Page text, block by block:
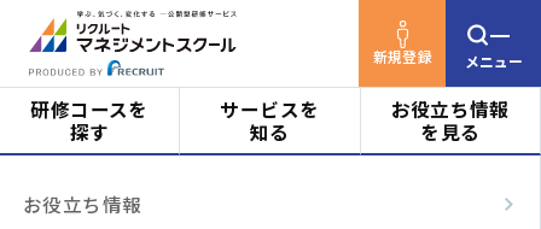
新規登録 メニュー
研修コースを
探す
対象者
サービスを
知る
はじめての方へ
お役立ち情報
を見る
お役立ち情報
リクルートマネジメントスクールTOP